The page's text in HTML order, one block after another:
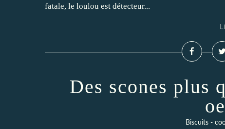
fatale, le loulou est détecteur...
Des scones plus
Biscuits -